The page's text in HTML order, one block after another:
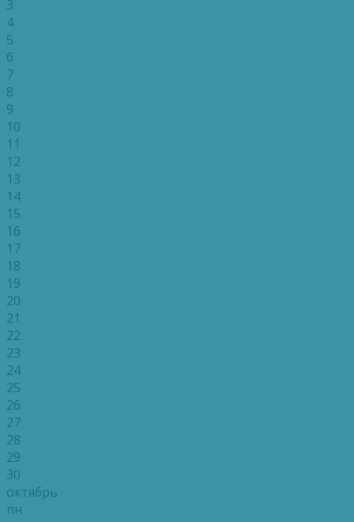
3
4
5
6
7
8
9
10
11
12
13
14
15
16
17
18
19
20
21
22
23
24
25
26
27
28
29
30
октябрь
пн